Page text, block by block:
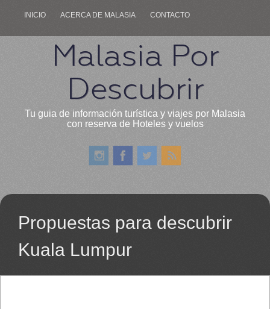
INICIO ACERCA DE MALASIA CONTACTO
Malasia Por
Descubrir
Tu guia de información turística y viajes por Malasia
con reserva de Hoteles y vuelos
Propuestas para descubrir
Kuala Lumpur